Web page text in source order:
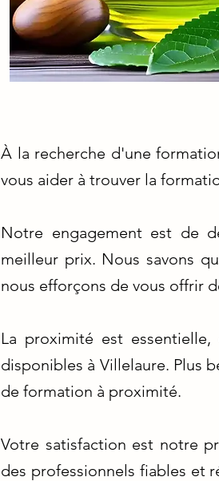
À la recherche d'une
vous aider à trouver la
Notre engagement est de
meilleur prix. Nous savons
nous efforçons de vous offrir
La proximité est
disponibles à Villelaure. Plus
de formation à proximité.
Votre satisfaction est notre
des professionnels fiables et